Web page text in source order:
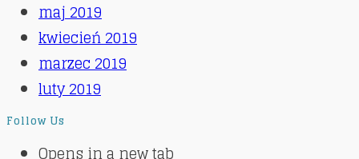
maj 2019
kwiecień 2019
marzec 2019
luty 2019
Follow Us
Opens in a new tab